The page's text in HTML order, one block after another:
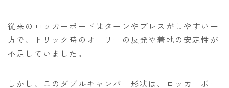
従来のロッカーボードはターンやプレスがしやすい一
方で、トリック時のオーリーの反発や着地の安定性が
不足していました。
しかし、このダブルキャンバー形状は、ロッカーボー